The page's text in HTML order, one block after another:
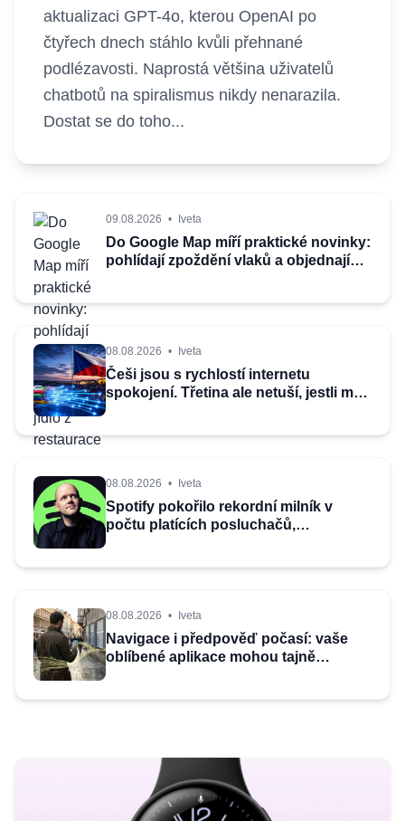
aktualizaci GPT-4o, kterou OpenAI po
čtyřech dnech stáhlo kvůli přehnané
podlézavosti. Naprostá většina uživatelů
chatbotů na spiralismus nikdy nenarazila.
Dostat se do toho...
09.08.2026 • Iveta
Do Google Map míří praktické novinky:
pohlídají zpoždění vlaků a objednají
08.08.2026 • Iveta
Češi jsou s rychlostí internetu
spokojení. Třetina ale netuší, jestli má
08.08.2026 • Iveta
Spotify pokořilo rekordní milník v
počtu platících posluchačů,
08.08.2026 • Iveta
Navigace i předpověď počasí: vaše
oblíbené aplikace mohou tajně